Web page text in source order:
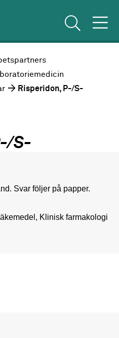
Risperidon, P-/S-
S-
Svar följer på papper.
Klinisk farmakologi